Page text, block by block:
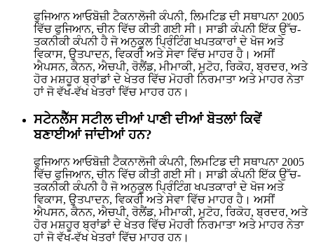
ਫੁਜਿਆਨ ਆਓਬੋਜ਼ੀ ਟੈਕਨਾਲੋਜੀ ਕੰਪਨੀ, ਲਿਮਟਿਡ ਦੀ ਸਥਾਪਨਾ 2005
ਵਿੱਚ ਫੁਜਿਆਨ, ਚੀਨ ਵਿੱਚ ਕੀਤੀ ਗਈ ਸੀ। ਸਾਡੀ ਕੰਪਨੀ ਇੱਕ ਉੱਚ-
ਤਕਨੀਕੀ ਕੰਪਨੀ ਹੈ ਜੋ ਅਨੁਕੂਲ ਪ੍ਰਿੰਟਿੰਗ ਖਪਤਕਾਰਾਂ ਦੇ ਖੋਜ ਅਤੇ
ਵਿਕਾਸ, ਉਤਪਾਦਨ, ਵਿਕਰੀ ਅਤੇ ਸੇਵਾ ਵਿੱਚ ਮਾਹਰ ਹੈ। ਅਸੀਂ
ਐਪਸਨ, ਕੈਨਨ, ਐਚਪੀ, ਰੋਲੈਂਡ, ਮੀਮਾਕੀ, ਮੁਟੋਹ, ਰਿਕੋਹ, ਬ੍ਰਦਰ, ਅਤੇ
ਹੋਰ ਮਸ਼ਹੂਰ ਬ੍ਰਾਂਡਾਂ ਦੇ ਖੇਤਰ ਵਿੱਚ ਮੋਹਰੀ ਨਿਰਮਾਤਾ ਅਤੇ ਮਾਹਰ ਨੇਤਾ
ਹਾਂ ਜੋ ਵੱਖ-ਵੱਖ ਖੇਤਰਾਂ ਵਿੱਚ ਮਾਹਰ ਹਨ।
ਸਟੇਨਲੈੱਸ ਸਟੀਲ ਦੀਆਂ ਪਾਣੀ ਦੀਆਂ ਬੋਤਲਾਂ ਕਿਵੇਂ
ਬਣਾਈਆਂ ਜਾਂਦੀਆਂ ਹਨ?
ਫੁਜਿਆਨ ਆਓਬੋਜ਼ੀ ਟੈਕਨਾਲੋਜੀ ਕੰਪਨੀ, ਲਿਮਟਿਡ ਦੀ ਸਥਾਪਨਾ 2005
ਵਿੱਚ ਫੁਜਿਆਨ, ਚੀਨ ਵਿੱਚ ਕੀਤੀ ਗਈ ਸੀ। ਸਾਡੀ ਕੰਪਨੀ ਇੱਕ ਉੱਚ-
ਤਕਨੀਕੀ ਕੰਪਨੀ ਹੈ ਜੋ ਅਨੁਕੂਲ ਪ੍ਰਿੰਟਿੰਗ ਖਪਤਕਾਰਾਂ ਦੇ ਖੋਜ ਅਤੇ
ਵਿਕਾਸ, ਉਤਪਾਦਨ, ਵਿਕਰੀ ਅਤੇ ਸੇਵਾ ਵਿੱਚ ਮਾਹਰ ਹੈ। ਅਸੀਂ
ਐਪਸਨ, ਕੈਨਨ, ਐਚਪੀ, ਰੋਲੈਂਡ, ਮੀਮਾਕੀ, ਮੁਟੋਹ, ਰਿਕੋਹ, ਬ੍ਰਦਰ, ਅਤੇ
ਹੋਰ ਮਸ਼ਹੂਰ ਬ੍ਰਾਂਡਾਂ ਦੇ ਖੇਤਰ ਵਿੱਚ ਮੋਹਰੀ ਨਿਰਮਾਤਾ ਅਤੇ ਮਾਹਰ ਨੇਤਾ
ਹਾਂ ਜੋ ਵੱਖ-ਵੱਖ ਖੇਤਰਾਂ ਵਿੱਚ ਮਾਹਰ ਹਨ।